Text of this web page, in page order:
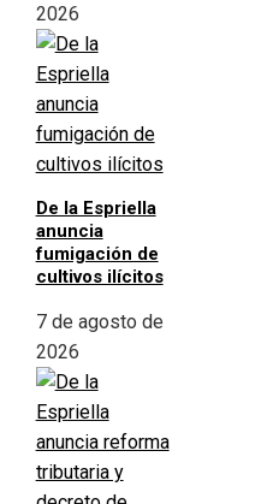
2026
De la Espriella
anuncia
fumigación de
cultivos ilícitos
7 de agosto de
2026